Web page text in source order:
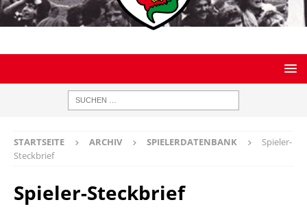
STARTSEITE ARCHIV SPIELERDATENBANK
Spieler-
Steckbrief
Spieler-Steckbrief